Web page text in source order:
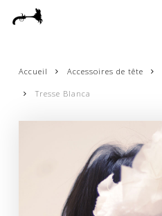
Accueil Accessoires de tête
Tresse Blanca